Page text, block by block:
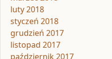
luty 2018
styczeń 2018
grudzień 2017
listopad 2017
październik 2017